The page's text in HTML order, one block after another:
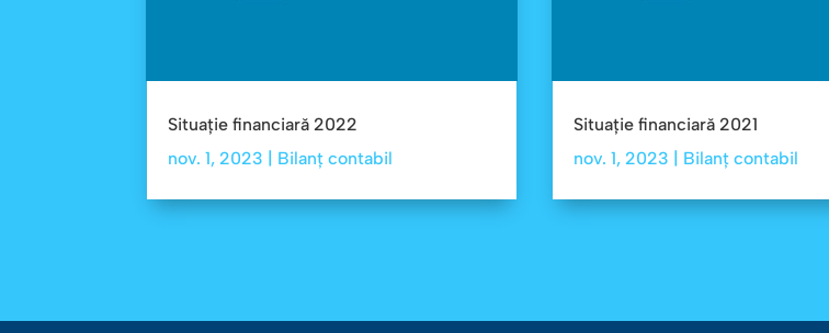
Situație financiară 2022
nov. 1, 2023 | Bilanț contabil
Situație financiară 2021
nov. 1, 2023 | Bilanț contabil